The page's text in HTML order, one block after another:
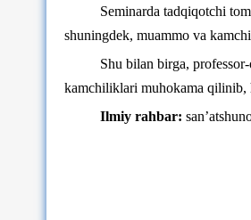
Seminarda tadqiqotchi
shuningdek, muammo va
Shu bilan birga,
kamchiliklari muhokama qilinib,
Ilmiy rahbar: